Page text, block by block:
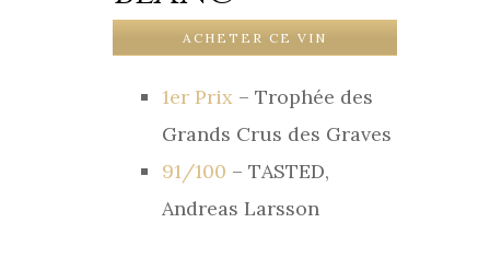
ACHETER CE VIN
1er Prix – Trophée des
Grands Crus des Graves
91/100 – TASTED,
Andreas Larsson